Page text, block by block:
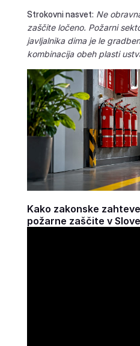
Strokovni nasvet: Ne
zaščite ločeno. Požarni
javljalnika dima je le
kombinacija obeh plasti
Kako zakonske
požarne zaščite v